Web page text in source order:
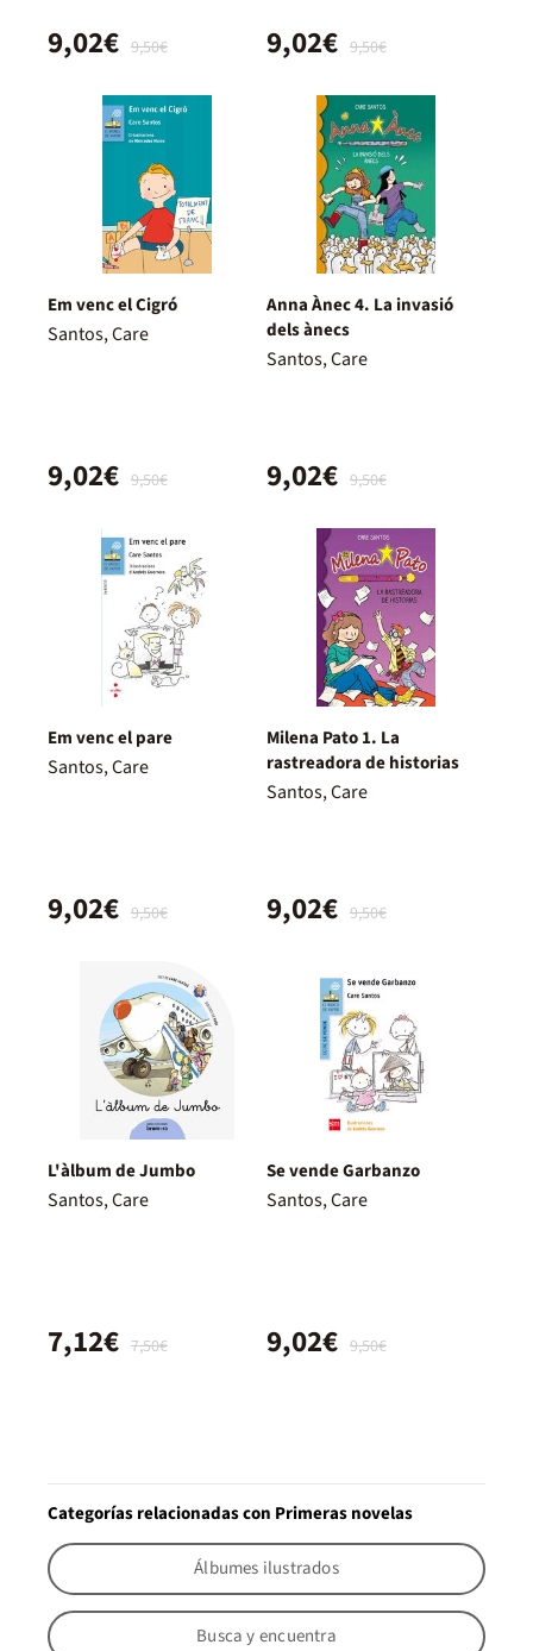
9,50€
9,02€ 9,50€
9,02€
Em venc el Cigró
Santos, Care
9,50€
9,02€
Anna Ànec 4. La invasió
dels ànecs
Santos, Care
9,50€
9,02€
Em venc el pare
Santos, Care
9,50€
9,02€
Milena Pato 1. La
rastreadora de historias
Santos, Care
9,50€
9,02€
L'àlbum de Jumbo
Santos, Care
7,50€
7,12€
Se vende Garbanzo
Santos, Care
9,50€
9,02€
Categorías relacionadas con Primeras novelas
Álbumes ilustrados
Busca y encuentra